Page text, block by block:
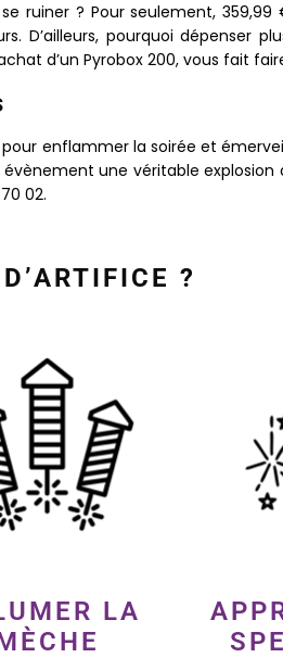
ruiner ? Pour seulement, 359,99
D’ailleurs, pourquoi dépenser
d’un Pyrobox 200, vous fait
enflammer la soirée et
une véritable explosion
02.
?
LA